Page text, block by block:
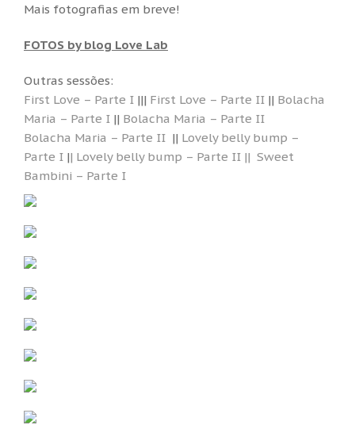
Mais fotografias em breve!
FOTOS by blog Love Lab
Outras sessões:
First Love – Parte I ||| First Love – Parte II || Bolacha
Maria – Parte I || Bolacha Maria – Parte II
Bolacha Maria – Parte II || Lovely belly bump –
Parte I || Lovely belly bump – Parte II || Sweet
Bambini – Parte I